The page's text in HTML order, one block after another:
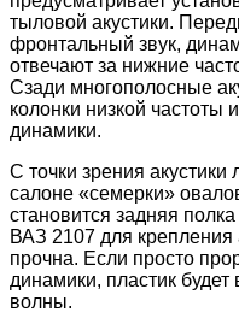
тыловой акустики.
фронтальный звук,
отвечают за нижние
Сзади многополосные
колонки низкой
динамики.
С точки зрения
салоне «семерки»
становится задняя
ВАЗ 2107 для крепления
прочна. Если просто
динамики, пластик
волны.